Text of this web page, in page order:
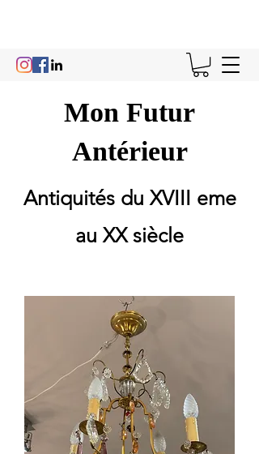
Mon Futur
Antérieur
Antiquités du XVIII eme
au XX siècle